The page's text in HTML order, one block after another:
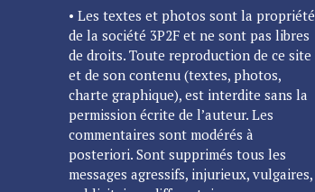
• Les textes et photos sont la propriété
de la société 3P2F et ne sont pas libres
de droits. Toute reproduction de ce site
et de son contenu (textes, photos,
charte graphique), est interdite sans la
permission écrite de l’auteur. Les
commentaires sont modérés à
posteriori. Sont supprimés tous les
messages agressifs, injurieux, vulgaires,